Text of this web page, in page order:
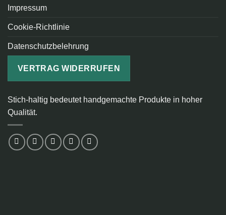
Impressum
Cookie-Richtlinie
Datenschutzbelehrung
VERTRAG WIDERRUFEN
Stich-haltig bedeutet handgemachte Produkte in hoher
Qualität.